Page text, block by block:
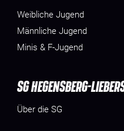
Weibliche Jugend
Männliche Jugend
Minis & F-Jugend
SG HEGENSBERG-
Über die SG